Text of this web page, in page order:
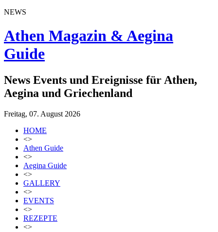
NEWS
Athen Magazin & Aegina
Guide
News Events und Ereignisse für Athen,
Aegina und Griechenland
Freitag, 07. August 2026
HOME
<>
Athen Guide
<>
Aegina Guide
<>
GALLERY
<>
EVENTS
<>
REZEPTE
<>